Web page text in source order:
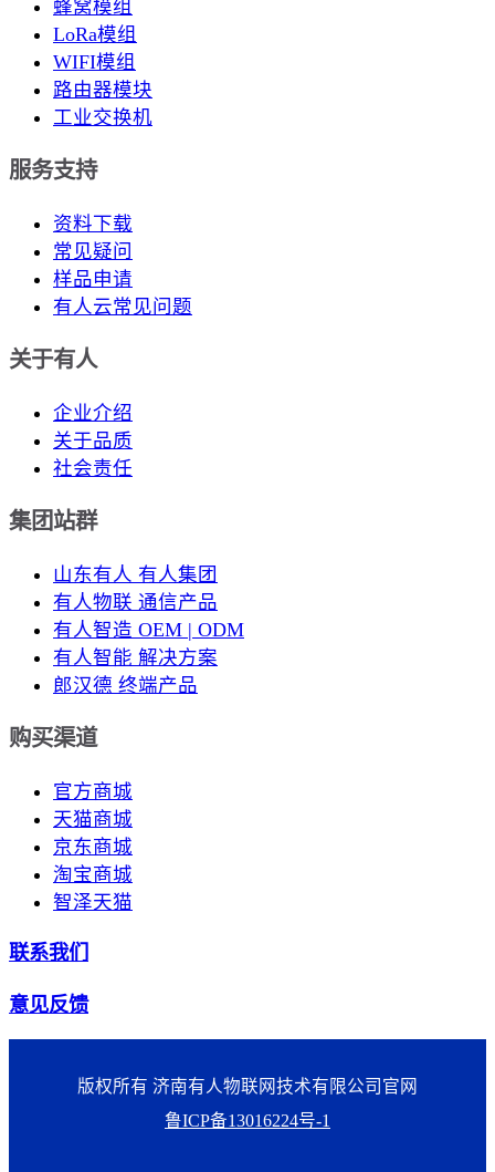
蜂窝模组
LoRa模组
WIFI模组
路由器模块
工业交换机
服务支持
资料下载
常见疑问
样品申请
有人云常见问题
关于有人
企业介绍
关于品质
社会责任
集团站群
山东有人 有人集团
有人物联 通信产品
有人智造 OEM | ODM
有人智能 解决方案
郎汉德 终端产品
购买渠道
官方商城
天猫商城
京东商城
淘宝商城
智泽天猫
联系我们
意见反馈
版权所有 济南有人物联网技术有限公司官网
鲁ICP备13016224号-1